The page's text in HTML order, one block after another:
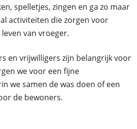
spelletjes, zingen en ga zo maar
activiteiten die zorgen voor
van vroeger.
en vrijwilligers zijn belangrijk voor
we voor een fijne
we samen de was doen of een
de bewoners.